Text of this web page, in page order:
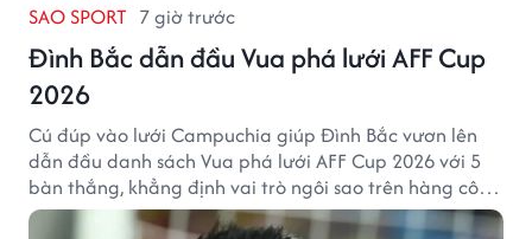
SAO SPORT 7 giờ trước
Đình Bắc dẫn đầu Vua phá lưới AFF Cup
2026
Cú đúp vào lưới Campuchia giúp Đình Bắc vươn lên
dẫn đầu danh sách Vua phá lưới AFF Cup 2026 với 5
bàn thắng, khẳng định vai trò ngôi sao trên hàng công
tuyển Việt Nam.